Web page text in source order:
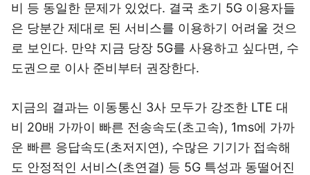
비 등 동일한 문제가 있었다. 결국 초기 5G 이용자들
은 당분간 제대로 된 서비스를 이용하기 어려울 것으
로 보인다. 만약 지금 당장 5G를 사용하고 싶다면, 수
도권으로 이사 준비부터 권장한다.
지금의 결과는 이동통신 3사 모두가 강조한 LTE 대
비 20배 가까이 빠른 전송속도(초고속), 1ms에 가까
운 빠른 응답속도(초저지연), 수많은 기기가 접속해
도 안정적인 서비스(초연결) 등 5G 특성과 동떨어진